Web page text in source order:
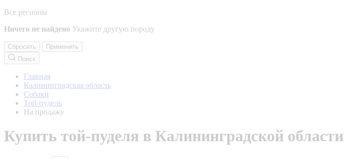
Все регионы
Ничего не найдено Укажите другую породу
Сбросить
Применить
Поиск
Главная
Калининградская область
Собаки
Той-пудель
На продажу
Купить той-пуделя в Калининградской области